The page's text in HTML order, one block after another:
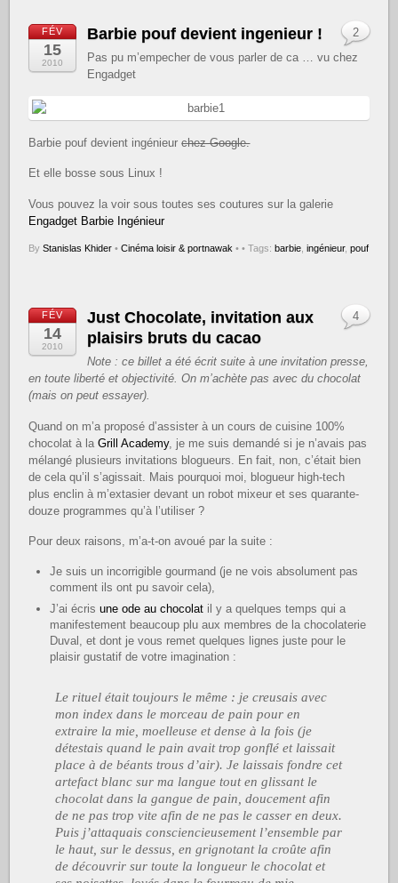
FÉV
15
2010
Barbie pouf devient ingenieur !
Pas pu m’empecher de vous parler de ca … vu chez
Engadget
Barbie pouf devient ingénieurchez Google.
Et elle bosse sous Linux !
Vous pouvez la voir sous toutes ses coutures sur la galerie
Engadget Barbie Ingénieur
ByStanislas Khider • Cinéma loisir & portnawak •
2
• Tags: barbie ,ingénieur,pouf
FÉV
14
2010
Just Chocolate, invitation aux
plaisirs bruts du cacao
Note : ce billet a été écrit suite à une invitation presse,
en toute liberté et objectivité. On m’achète pas avec du chocolat
(mais on peut essayer).
Quand on m’a proposé d’assister à un cours de cuisine 100%
chocolat à laGrill Academy, je me suis demandé si je n’avais pas
mélangé plusieurs invitations blogueurs. En fait, non, c’était bien
de cela qu’il s’agissait. Mais pourquoi moi, blogueur high-tech
plus enclin à m’extasier devant un robot mixeur et ses quarante-
douze programmes qu’à l’utiliser ?
Pour deux raisons, m’a-t-on avoué par la suite :
Je suis un incorrigible gourmand (je ne vois absolument pas
comment ils ont pu savoir cela),
J’ai écrisune ode au chocolat il y a quelques temps qui a
manifestement beaucoup plu aux membres de la chocolaterie
Duval, et dont je vous remet quelques lignes juste pour le
plaisir gustatif de votre imagination :
Le rituel était toujours le même : je creusais avec
mon index dans le morceau de pain pour en
extraire la mie, moelleuse et dense à la fois (je
détestais quand le pain avait trop gonflé et laissait
place à de béants trous d’air). Je laissais fondre cet
artefact blanc sur ma langue tout en glissant le
chocolat dans la gangue de pain, doucement afin
de ne pas trop vite afin de ne pas le casser en deux.
Puis j’attaquais consciencieusement l’ensemble par
le haut, sur le dessus, en grignotant la croûte afin
de découvrir sur toute la longueur le chocolat et
4